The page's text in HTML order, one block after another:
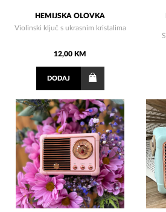
HEMIJSKA OLOVKA
Violinski ključ s ukrasnim kristalima
12,00 KM
DODAJ